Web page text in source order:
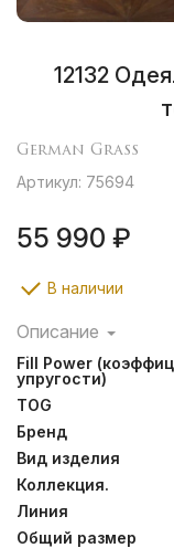
12132
German Grass
Артикул: 75694
55 990 ₽
В наличии
Описание
Легкие
подушки
время сна,
Пуходержащий
гладкий и
впитывает
категории
микроклимат
30°С.
Fill Power
упругости)
TOG
Бренд
Вид изделия
Коллекция.
Линия
Общий размер